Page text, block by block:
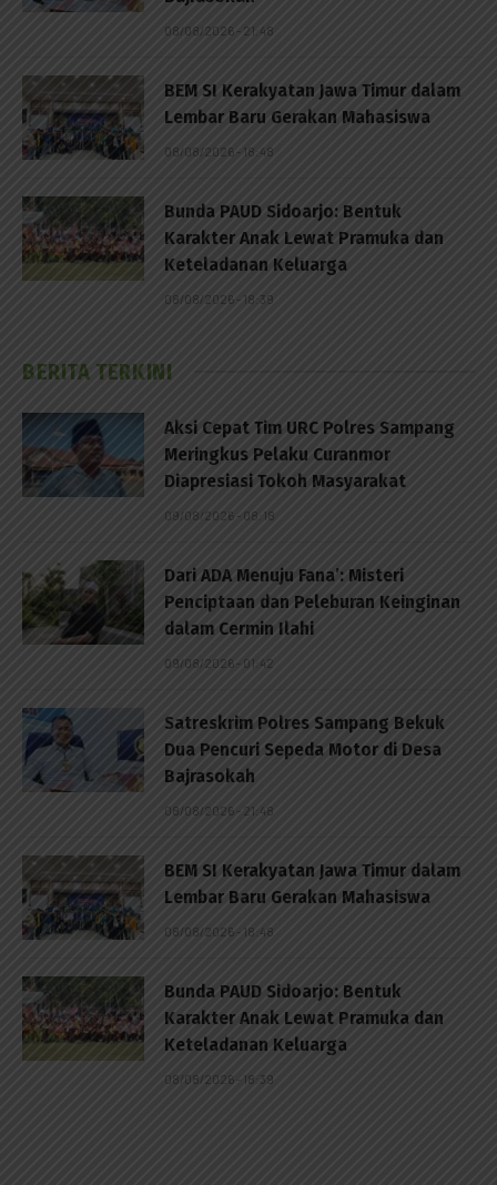
08/08/2026 - 21:48
BEM SI Kerakyatan Jawa Timur dalam
Lembar Baru Gerakan Mahasiswa
08/08/2026 - 18:48
Bunda PAUD Sidoarjo: Bentuk
Karakter Anak Lewat Pramuka dan
Keteladanan Keluarga
08/08/2026 - 18:39
BERITA TERKINI
Aksi Cepat Tim URC Polres Sampang
Meringkus Pelaku Curanmor
Diapresiasi Tokoh Masyarakat
09/08/2026 - 08:18
Dari ADA Menuju Fana’: Misteri
Penciptaan dan Peleburan Keinginan
dalam Cermin Ilahi
09/08/2026 - 01:42
Satreskrim Polres Sampang Bekuk
Dua Pencuri Sepeda Motor di Desa
Bajrasokah
08/08/2026 - 21:48
BEM SI Kerakyatan Jawa Timur dalam
Lembar Baru Gerakan Mahasiswa
08/08/2026 - 18:48
Bunda PAUD Sidoarjo: Bentuk
Karakter Anak Lewat Pramuka dan
Keteladanan Keluarga
08/08/2026 - 18:39